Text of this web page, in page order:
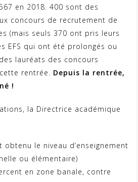
en 2018. 400 sont des
concours de recrutement de
(mais seuls 370 ont pris leurs
EFS qui ont été prolongés ou
lauréats des concours
rentrée. Depuis la rentrée,
!
la Directrice académique
obtenu le niveau d’enseignement
ou élémentaire)
en zone banale, contre